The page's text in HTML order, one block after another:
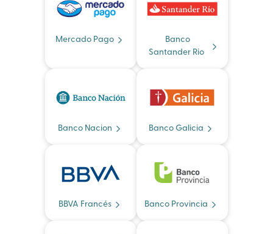
Mercado Pago
Banco
Santander Rio
Banco Nacion Banco Galicia
BBVA Francés Banco Provincia